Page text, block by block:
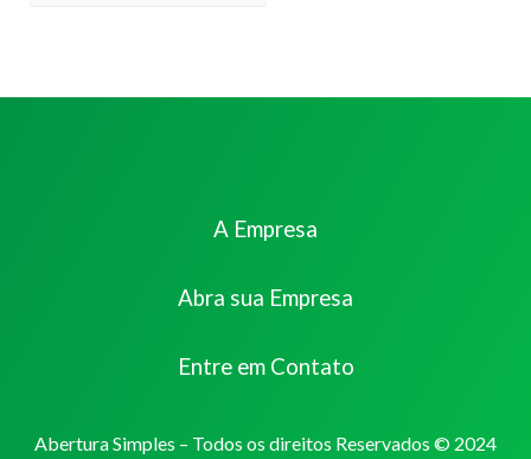
A Empresa
Abra sua Empresa
Entre em Contato
Abertura Simples – Todos os direitos Reservados © 2024